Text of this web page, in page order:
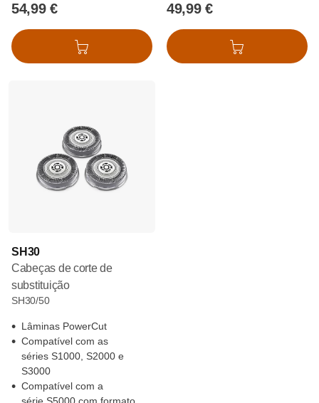
54,99 €
Adicionar ao cesto
49,99 €
Adicionar ao cesto
SH30
Cabeças de corte de
substituição
SH30/50
Lâminas PowerCut
Compatível com as
séries S1000, S2000 e
S3000
Compatível com a